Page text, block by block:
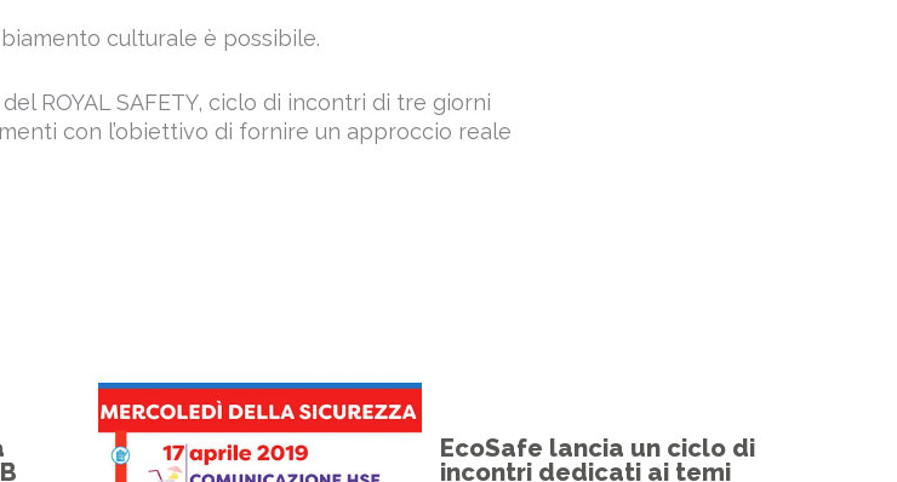
culturale è possibile.
ROYAL SAFETY, ciclo di incontri di tre giorni
con l’obiettivo di fornire un approccio reale
EcoSafe lancia un ciclo di
incontri dedicati ai temi